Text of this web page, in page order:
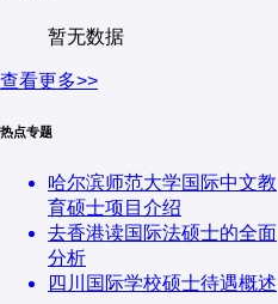
暂无数据
查看更多>>
热点专题
哈尔滨师范大学国际中文教
育硕士项目介绍
去香港读国际法硕士的全面
分析
四川国际学校硕士待遇概述